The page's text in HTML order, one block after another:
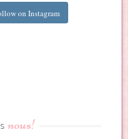
on Instagram
nous!